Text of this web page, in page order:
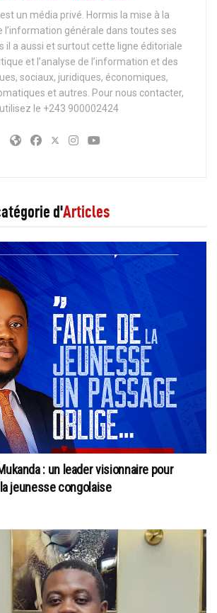
un média privé. Hormis la mise à la
l’information générale dans toutes ses
il a aussi et surtout cette ligne éditoriale
et l’analyse de l’information et des
sociaux, juridiques, économiques,
et autres. Pour nous contacter,
utilisez le +243 900002424
d'Articles
: un leader visionnaire pour
jeunesse congolaise